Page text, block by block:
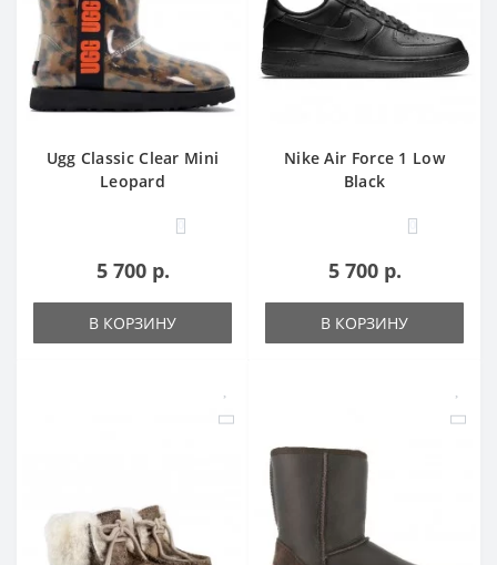
Ugg Classic Clear Mini
Leopard
0
5 700 р.
В КОРЗИНУ
Nike Air Force 1 Low
Black
0
5 700 р.
В КОРЗИНУ